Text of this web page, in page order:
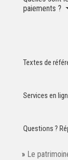
paiements ?
Textes de
Services en
Questions ?
Le